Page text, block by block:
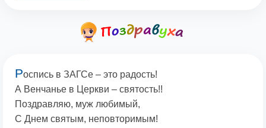
Роспись в ЗАГСе – это радость!
А Венчанье в Церкви – святость!!
Поздравляю, муж любимый,
С Днем святым, неповторимым!